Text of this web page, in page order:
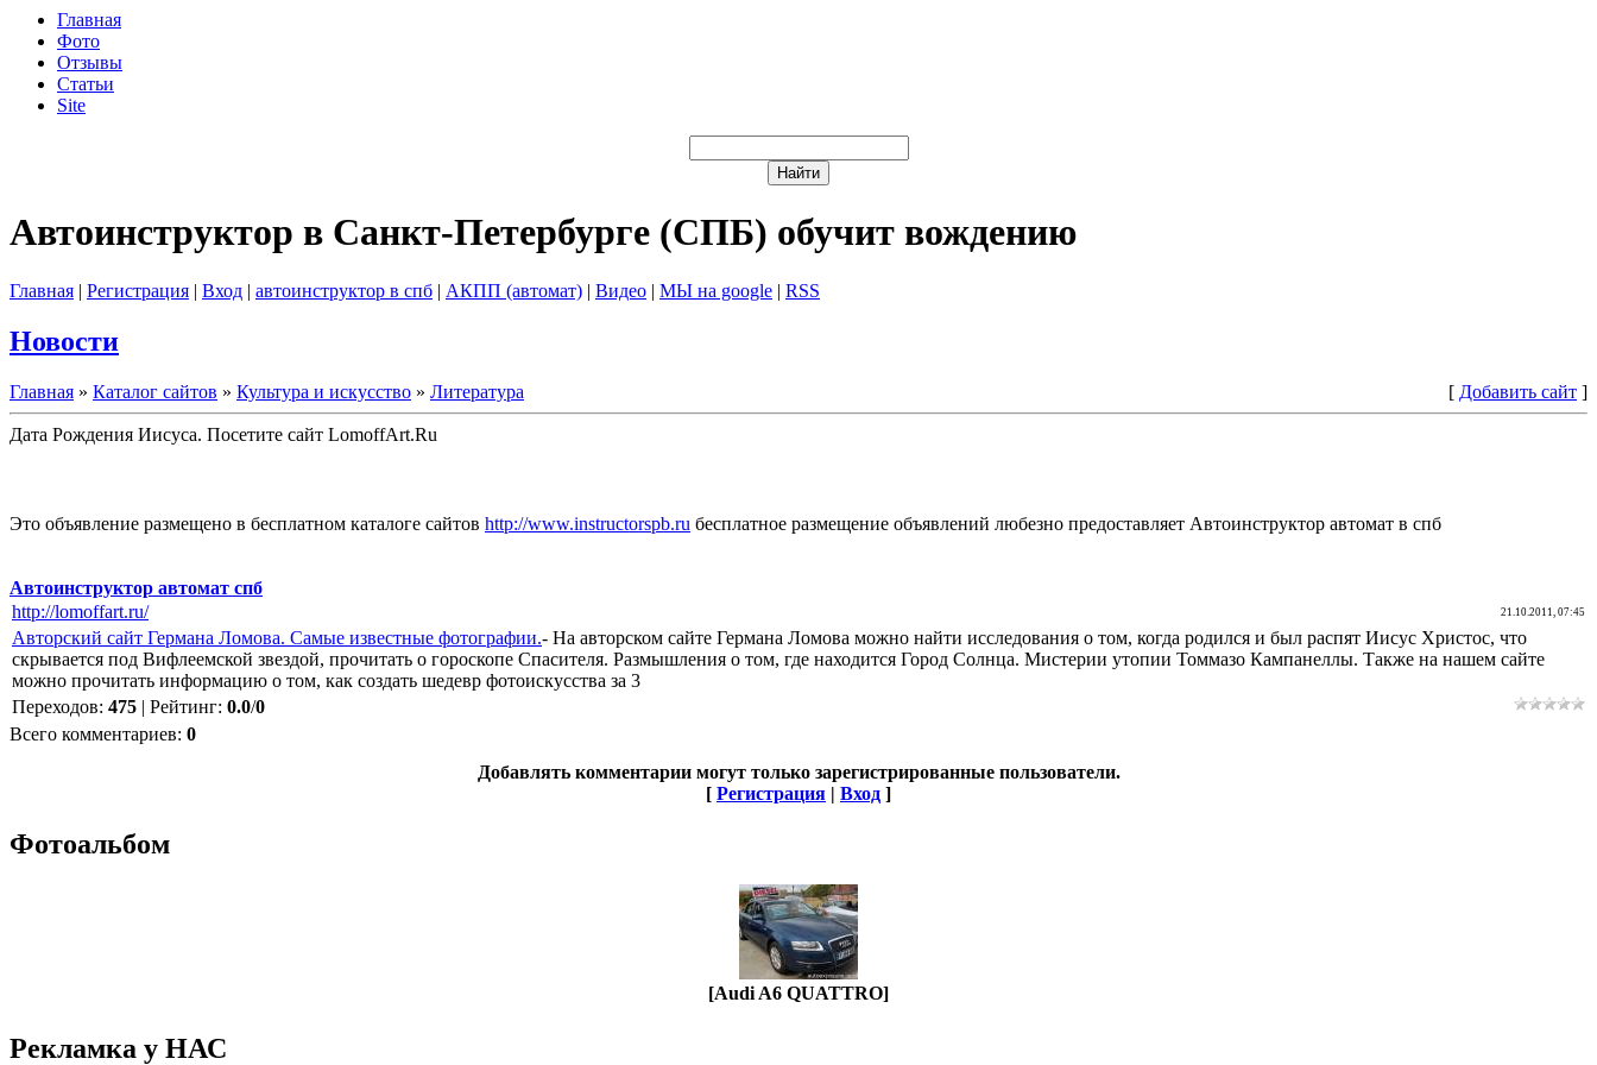
Главная
Фото
Отзывы
Статьи
Site
Автоинструктор в Санкт-Петербурге (СПБ) обучит вождению
Главная | Регистрация | Вход | автоинструктор в спб | АКПП (автомат) | Видео | МЫ на google | RSS
Новости
Главная » Каталог сайтов » Культура и искусство » Литература [ Добавить сайт ]
Дата Рождения Иисуса. Посетите сайт LomoffArt.Ru
Это объявление размещено в бесплатном каталоге сайтов http://www.instructorspb.ru бесплатное размещение объявлений любезно предоставляет Автоинструктор автомат в спб
Автоинструктор автомат спб
http://lomoffart.ru/
21.10.2011, 07:45
Авторский сайт Германа Ломова. Самые известные фотографии.- На авторском сайте Германа Ломова можно найти исследования о том, когда родился и был распят Иисус Христос, что
скрывается под Вифлеемской звездой, прочитать о гороскопе Спасителя. Размышления о том, где находится Город Солнца. Мистерии утопии Томмазо Кампанеллы. Также на нашем сайте
можно прочитать информацию о том, как создать шедевр фотоискусства за 3
Переходов: 475 | Рейтинг: 0.0/0
Всего комментариев: 0
Добавлять комментарии могут только зарегистрированные пользователи.
[ Регистрация | Вход ]
Фотоальбом
[Audi A6 QUATTRO]
Рекламка у НАС